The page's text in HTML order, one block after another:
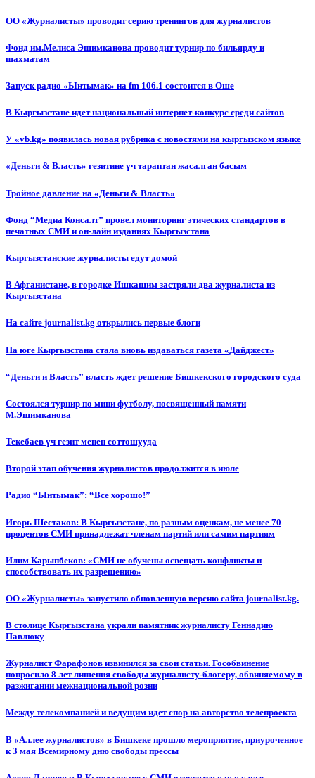
ОО «Журналисты» проводит серию тренингов для журналистов
Фонд им.Мелиса Эшимканова проводит турнир по бильярду и
шахматам
Запуск радио «Ынтымак» на fm 106.1 состоится в Оше
В Кыргызстане идет национальный интернет-конкурс среди сайтов
У «vb.kg» появилась новая рубрика с новостями на кыргызском языке
«Деньги & Власть» гезитине үч тараптан жасалган басым
Тройное давление на «Деньги & Власть»
Фонд “Медиа Консалт” провел мониторинг этических стандартов в
печатных СМИ и он-лайн изданиях Кыргызстана
Кыргызстанские журналисты едут домой
В Афганистане, в городке Ишкашим застряли два журналиста из
Кыргызстана
На сайте journalist.kg открылись первые блоги
На юге Кыргызстана стала вновь издаваться газета «Дайджест»
“Деньги и Власть” власть ждет решение Бишкекского городского суда
Состоялся турнир по мини футболу, посвященный памяти
М.Эшимканова
Текебаев үч гезит менен соттошууда
Второй этап обучения журналистов продолжится в июле
Радио “Ынтымак”: “Все хорошо!”
Игорь Шестаков: В Кыргызстане, по разным оценкам, не менее 70
процентов СМИ принадлежат членам партий или самим партиям
Илим Карыпбеков: «СМИ не обучены освещать конфликты и
способствовать их разрешению»
ОО «Журналисты» запустило обновленную версию сайта journalist.kg.
В столице Кыргызстана украли памятник журналисту Геннадию
Павлюку
Журналист Фарафонов извинился за свои статьи. Гособвинение
попросило 8 лет лишения свободы журналисту-блогеру, обвиняемому в
разжигании межнациональной розни
Между телекомпанией и ведущим идет спор на авторство телепроекта
В «Аллее журналистов» в Бишкеке прошло мероприятие, приуроченное
к 3 мая Всемирному дню свободы прессы